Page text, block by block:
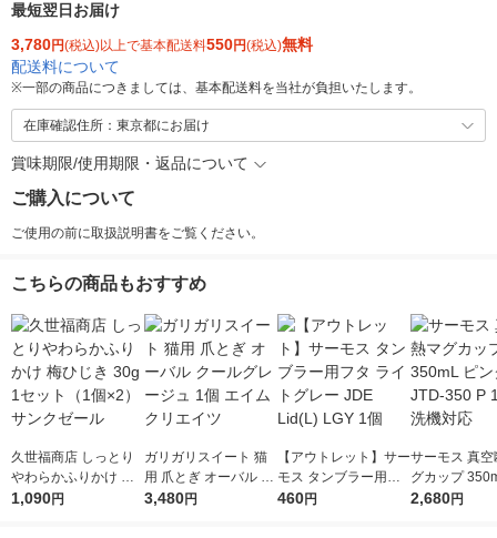
最短翌日お届け
3,780円(税込)以上で基本配送料550円(税込)無料
配送料について
※一部の商品につきましては、基本配送料を当社が負担いたします。
在庫確認住所：東京都にお届け
賞味期限/使用期限・返品について
ご購入について
ご使用の前に取扱説明書をご覧ください。
こちらの商品もおすすめ
久世福商店 しっとり
やわらかふりかけ 梅
ひじき 30g 1セット
1,090円
ガリガリスイート 猫
用 爪とぎ オーバル ク
ールグレージュ 1個
3,480円
【アウトレット】サー
モス タンブラー用フ
タ ライトグレー JDE
460円
サーモス 真空
グカップ
ク JTD-350 P
2,680円